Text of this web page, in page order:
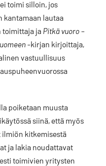
toimi silloin, jos
kantamaan lautaa
toimittaja ja Pitkä vuoro –
-kirjan kirjoittaja,
vastuullisuus
poiketaan muusta
siinä, että myös
kitkemisestä
ja lakia noudattavat
toimivien yritysten